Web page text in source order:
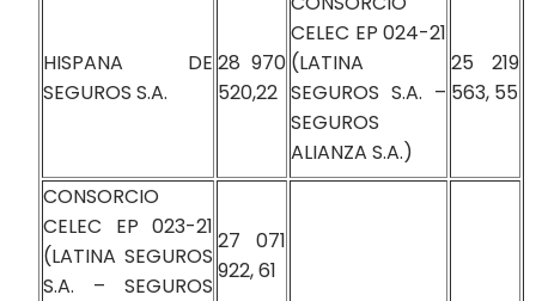
HISPANA DE
SEGUROS S.A.
28 970
520,22
CELEC EP 024-21
(LATINA
SEGUROS S.A. –
SEGUROS
ALIANZA S.A.)
25 219
563, 55
CONSORCIO
CELEC EP 023-21
(LATINA SEGUROS
S.A. – SEGUROS
27 071
922, 61